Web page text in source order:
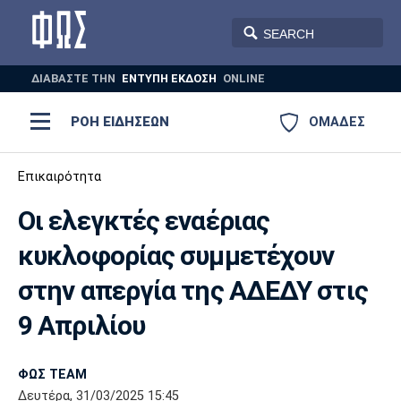
ΔΙΑΒΑΣΤΕ THN ΕΝΤΥΠΗ ΕΚΔΟΣΗ ONLINE
ΟΜΑΔΕΣ
ΡΟΗ ΕΙΔΗΣΕΩΝ
ΠΟΔΟΣΦΑΙΡΟ
ΒΟΛΕΪ ΠΟΛΟ
AUTO-MOTO PLUS
Ποδόσφαιρο
Super League 1
Super League 2
Γ Εθνική
Μπάσκετ
Ελλάδα
Εθνική
Ολυμπιακοί Αγώνες
Βόλεϊ
Ολυμπιακός ΑΕΚ ΠΑΟΚ
Επικαιρότητα
Οι ελεγκτές εναέριας
κυκλοφορίας συμμετέχουν
στην απεργία της ΑΔΕΔΥ στις
9 Απριλίου
ΦΩΣ TEAM
Δευτέρα, 31/03/2025 15:45